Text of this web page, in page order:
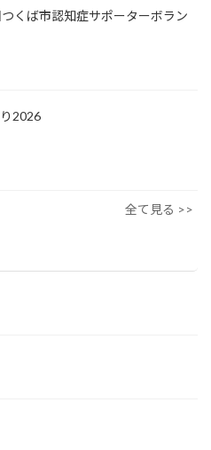
くば市認知症サポーターボラン
2026
全て見る >>